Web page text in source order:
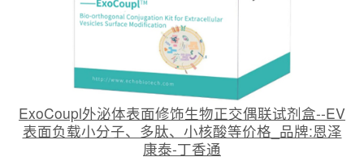
ExoCoupl外泌体表面修饰生物正交偶联试剂盒--EV
表面负载小分子、多肽、小核酸等价格_品牌:恩泽
康泰-丁香通